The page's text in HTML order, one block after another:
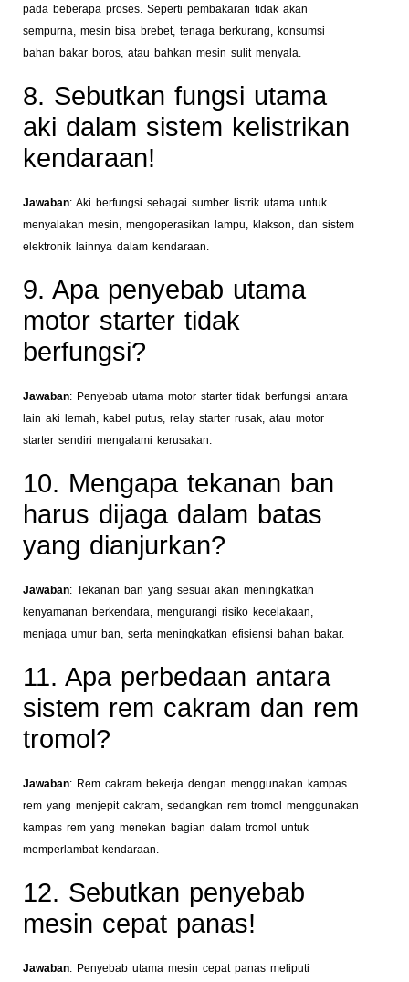
pada beberapa proses. Seperti pembakaran tidak akan
sempurna, mesin bisa brebet, tenaga berkurang, konsumsi
bahan bakar boros, atau bahkan mesin sulit menyala.
8. Sebutkan fungsi utama
aki dalam sistem kelistrikan
kendaraan!
Jawaban: Aki berfungsi sebagai sumber listrik utama untuk
menyalakan mesin, mengoperasikan lampu, klakson, dan sistem
elektronik lainnya dalam kendaraan.
9. Apa penyebab utama
motor starter tidak
berfungsi?
Jawaban: Penyebab utama motor starter tidak berfungsi antara
lain aki lemah, kabel putus, relay starter rusak, atau motor
starter sendiri mengalami kerusakan.
10. Mengapa tekanan ban
harus dijaga dalam batas
yang dianjurkan?
Jawaban: Tekanan ban yang sesuai akan meningkatkan
kenyamanan berkendara, mengurangi risiko kecelakaan,
menjaga umur ban, serta meningkatkan efisiensi bahan bakar.
11. Apa perbedaan antara
sistem rem cakram dan rem
tromol?
Jawaban: Rem cakram bekerja dengan menggunakan kampas
rem yang menjepit cakram, sedangkan rem tromol menggunakan
kampas rem yang menekan bagian dalam tromol untuk
memperlambat kendaraan.
12. Sebutkan penyebab
mesin cepat panas!
Jawaban: Penyebab utama mesin cepat panas meliputi